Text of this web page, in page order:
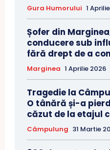
Gura Humorului 1
Șofer din
conducere sub
fără drept de a
Marginea 1 Aprilie 2026
Tragedie la
O tânără și-a
căzut de la etajul
Câmpulung 31 Martie